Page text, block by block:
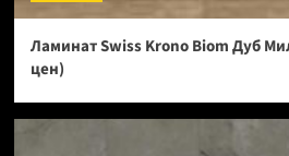
Ламинат Swiss Krono Biom Дуб
цен)